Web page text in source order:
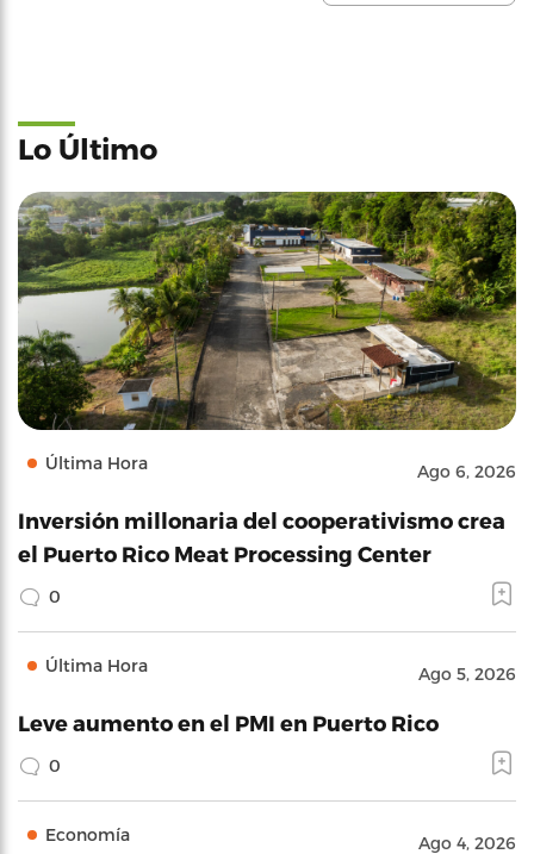
Lo Último
Última Hora Ago 6, 2026
Inversión millonaria del cooperativismo crea
el Puerto Rico Meat Processing Center
0
Última Hora Ago 5, 2026
Leve aumento en el PMI en Puerto Rico
0
Economía Ago 4, 2026